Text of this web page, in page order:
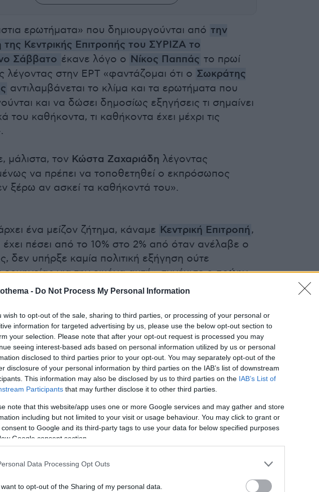
- Do Not Process My Personal Information
wish to opt-out of the sale, sharing to third parties, or processing of your personal or
information for targeted advertising by us, please use the below opt-out section to
your selection. Please note that after your opt-out request is processed you may
seeing interest-based ads based on personal information utilized by us or personal
disclosed to third parties prior to your opt-out. You may separately opt-out of the
disclosure of your personal information by third parties on the IAB’s list of downstream
This information may also be disclosed by us to third parties on the IAB’s List of
Participants that may further disclose it to other third parties.
note that this website/app uses one or more Google services and may gather and store
including but not limited to your visit or usage behaviour. You may click to grant or
to Google and its third-party tags to use your data for below specified purposes
Google consent section.
Data Processing Opt Outs
want to opt-out of the Sharing of my personal data.
ερωτήματα» που δημιουργούνται από την
Κεντρικής Επιτροπής του ΣΥΡΙΖΑ το
Σάββατο έκανε λόγο ο Νίκος Παππάς το πρωί
λέγοντας στην ΕΡΤ «φαντάζομαι ότι ο Σωκράτης
αντιλαμβάνεται το κλίμα και τα ερωτήματα που
και να δώσει δημοσίως εξηγήσεις τι σημαίνει
του καθήκοντα, τι καθήκοντα έχει μέχρι τις
μάλιστα, τον Κώστα Ζαχαριάδη λέγοντας
να πρέπει να τοποθετηθεί ο εκπρόσωπος
ξέρω αν ασκεί τα καθήκοντά του».
ένα μείζον ζήτημα, κάναμε Κεντρική Επιτροπή,
πέσει από το 10% στο 2% από όταν ανέλαβε ο
δεν υπήρξε καμία πολιτική εξήγηση ούτε
ερμηνείας για την εικόνα αυτή» συνέχισε ο πρώην
που κατεβάσαμε 6 μέλη της Πολιτικής
για συντεταγμένο διάλογοκαι η άλλη θέση ο